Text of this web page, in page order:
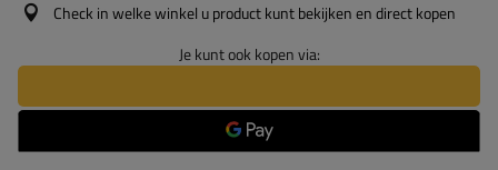
Check in welke winkel u product kunt bekijken en direct kopen
Je kunt ook kopen via: